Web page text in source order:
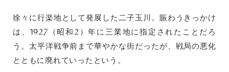
徐々に行楽地として発展した二子玉川。賑わうきっかけ
は、1927（昭和2）年に三業地に指定されたことだろ
う。太平洋戦争前まで華やかな街だったが、戦局の悪化
とともに廃れていったという。